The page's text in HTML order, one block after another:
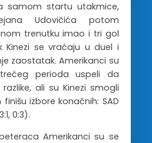
samom startu utakmice,
Udovičića potom
trenutku imao i tri gol
Kinezi se vraćaju u duel i
zaostatak. Amerikanci su
perioda uspeli da
ali su Kinezi smogli
izbore konačnih: SAD
0:3).
Amerikanci su se